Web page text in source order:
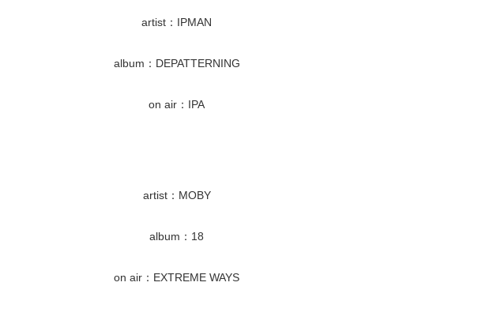
artist：IPMAN
album：DEPATTERNING
on air：IPA
artist：MOBY
album：18
on air：EXTREME WAYS